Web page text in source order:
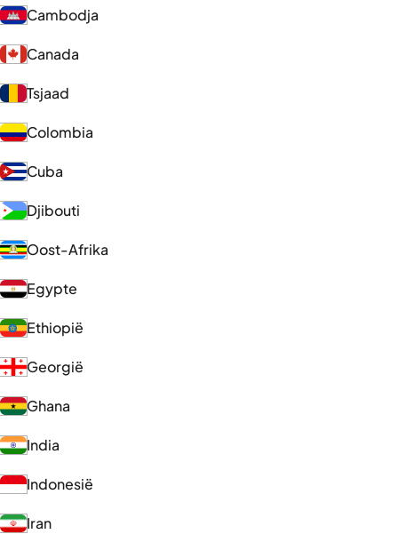
Cambodja
Canada
Tsjaad
Colombia
Cuba
Djibouti
Oost-Afrika
Egypte
Ethiopië
Georgië
Ghana
India
Indonesië
Iran